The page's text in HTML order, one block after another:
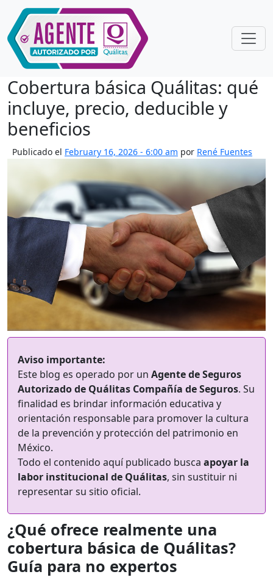
Skip to main content
Cobertura básica Quálitas: qué
incluye, precio, deducible y
beneficios
Publicado el February 16, 2026 - 6:00 am por René Fuentes
Aviso importante:
Este blog es operado por un Agente de Seguros
Autorizado de Quálitas Compañía de Seguros. Su
finalidad es brindar información educativa y
orientación responsable para promover la cultura
de la prevención y protección del patrimonio en
México.
Todo el contenido aquí publicado busca apoyar la
labor institucional de Quálitas, sin sustituir ni
representar su sitio oficial.
¿Qué ofrece realmente una
cobertura básica de Quálitas?
Guía para no expertos